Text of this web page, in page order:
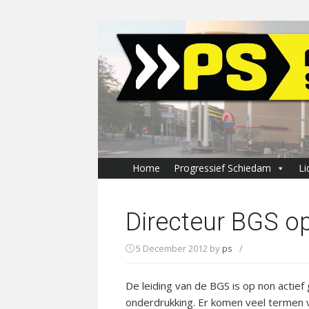
content
Home Progressief Schiedam
Directeur BGS
5 December 2012 byps /
De leiding van de BGS is op non
onderdrukking. Er komen veel